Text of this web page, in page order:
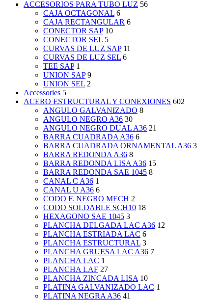
ACCESORIOS PARA TUBO LUZ 56
CAJA OCTAGONAL 6
CAJA RECTANGULAR 6
CONECTOR SAP 10
CONECTOR SEL 5
CURVAS DE LUZ SAP 11
CURVAS DE LUZ SEL 6
TEE SAP 1
UNION SAP 9
UNION SEL 2
Accessories 5
ACERO ESTRUCTURAL Y CONEXIONES 602
ANGULO GALVANIZADO 8
ANGULO NEGRO A36 30
ANGULO NEGRO DUAL A36 21
BARRA CUADRADA A36 6
BARRA CUADRADA ORNAMENTAL A36 3
BARRA REDONDA A36 8
BARRA REDONDA LISA A36 15
BARRA REDONDA SAE 1045 8
CANAL C A36 1
CANAL U A36 6
CODO F. NEGRO MECH 2
CODO SOLDABLE SCH10 18
HEXAGONO SAE 1045 3
PLANCHA DELGADA LAC A36 12
PLANCHA ESTRIADA LAC 6
PLANCHA ESTRUCTURAL 3
PLANCHA GRUESA LAC A36 7
PLANCHA LAC 1
PLANCHA LAF 27
PLANCHA ZINCADA LISA 10
PLATINA GALVANIZADO LAC 1
PLATINA NEGRA A36 41